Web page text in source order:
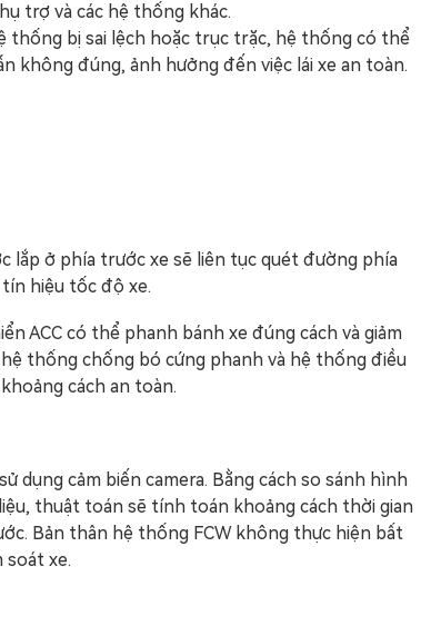
trợ và các hệ thống khác.
bị sai lệch hoặc trục trặc, hệ thống có thể
không đúng, ảnh hưởng đến việc lái xe an toàn.
lắp ở phía trước xe sẽ liên tục quét đường phía
hiệu tốc độ xe.
ACC có thể phanh bánh xe đúng cách và giảm
thống chống bó cứng phanh và hệ thống điều
cách an toàn.
dụng cảm biến camera. Bằng cách so sánh hình
thuật toán sẽ tính toán khoảng cách thời gian
Bản thân hệ thống FCW không thực hiện bất
soát xe.